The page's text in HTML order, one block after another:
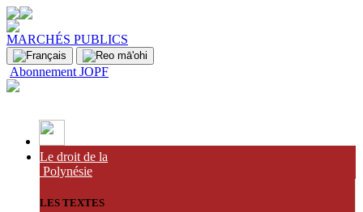
MARCHÉS PUBLICS
Abonnement JOPF
Le droit de la
Polynésie
LES TEXTES